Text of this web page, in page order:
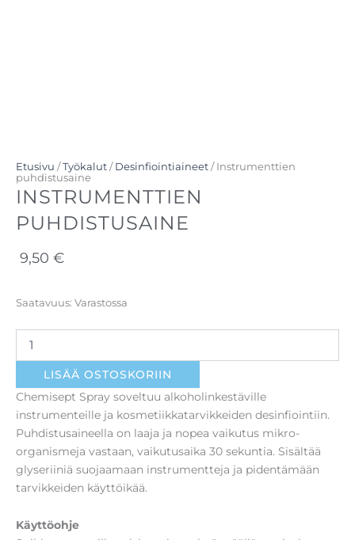
Etusivu /Työkalut / Desinfiointiaineet / Instrumenttien
puhdistusaine
INSTRUMENTTIEN
PUHDISTUSAINE
9,50 €
Saatavuus: Varastossa
Instrumenttien
määrä
LISÄÄ OSTOSKORIIN
Chemisept Spray soveltuu alkoholinkestäville
instrumenteille ja kosmetiikkatarvikkeiden desinfiointiin.
Puhdistusaineella on laaja ja nopea vaikutus mikro-
organismeja vastaan, vaikutusaika 30 sekuntia. Sisältää
glyseriiniä suojaamaan instrumentteja ja pidentämään
tarvikkeiden käyttöikää.
Käyttöohje